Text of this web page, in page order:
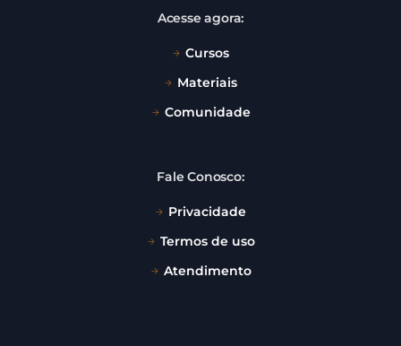
Acesse agora:
Cursos
Materiais
Comunidade
Fale Conosco:
Privacidade
Termos de uso
Atendimento